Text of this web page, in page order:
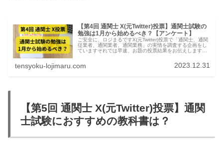
【第4回 通関士 X(元Twitter)投票】通関士試験の
勉強は1月から始めるべき？【アンケート】
ご安全に、ロジまるですX(元Twitter)投票で「通関士、通関
従業者、通関業者、通関業務」の実情を調査する企画をし
ていますそれでは早速、お題の投票結果をお伝えします通
tensyoku-lojimaru.com 2023.12.31
【第5回 通関士 X(元Twitter)投票】通関
士試験におすすめの教科書は？